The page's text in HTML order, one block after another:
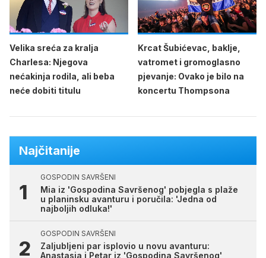
Velika sreća za kralja
Charlesa: Njegova
nećakinja rodila, ali beba
neće dobiti titulu
Krcat Šubićevac, baklje,
vatromet i gromoglasno
pjevanje: Ovako je bilo na
koncertu Thompsona
Najčitanije
GOSPODIN SAVRŠENI
Mia iz 'Gospodina Savršenog' pobjegla s plaže
u planinsku avanturu i poručila: 'Jedna od
najboljih odluka!'
GOSPODIN SAVRŠENI
Zaljubljeni par isplovio u novu avanturu:
Anastasia i Petar iz 'Gospodina Savršenog'